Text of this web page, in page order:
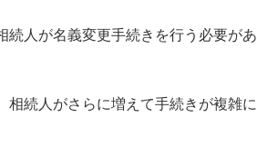
続人が名義変更手続きを行う必要があ
相続人がさらに増えて手続きが複雑に